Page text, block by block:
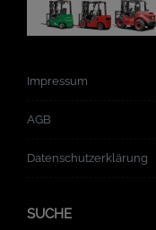
Impressum
AGB
Datenschutzerklärung
SUCHE